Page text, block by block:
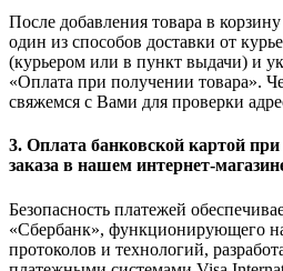
После добавления товара в
один из способов доставки от
(курьером или в пункт выдачи) и
«Оплата при получении товара».
свяжемся с Вами для проверки
3. Оплата банковской картой
заказа в нашем интернет-
Безопасность платежей
«Сбербанк», функционирующего
протоколов и технологий,